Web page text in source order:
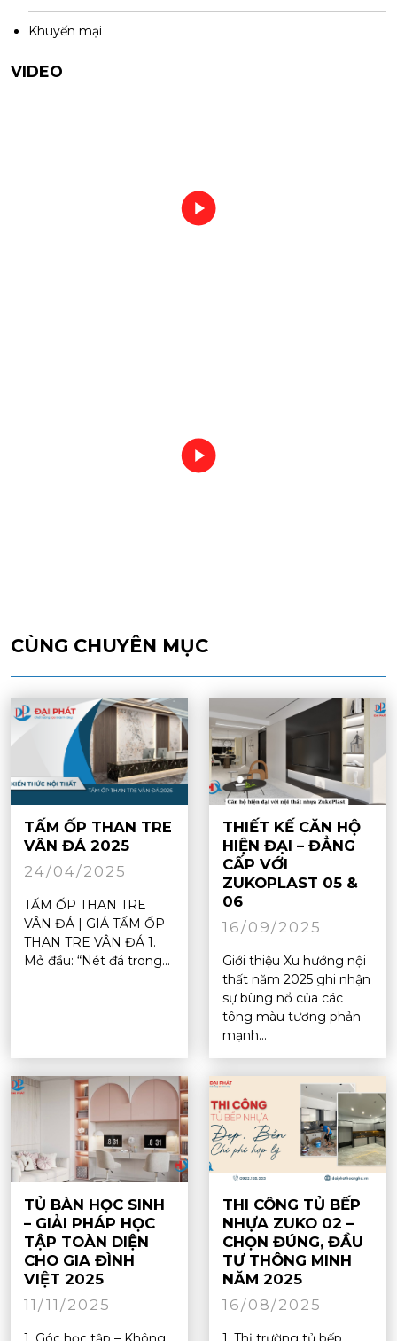
Khuyến mại
VIDEO
CÙNG CHUYÊN MỤC
TẤM ỐP THAN TRE
VÂN ĐÁ 2025
24/04/2025
TẤM ỐP THAN TRE
VÂN ĐÁ | GIÁ TẤM ỐP
THAN TRE VÂN ĐÁ 1.
Mở đầu: “Nét đá trong...
THIẾT KẾ CĂN HỘ
HIỆN ĐẠI – ĐẲNG
CẤP VỚI
ZUKOPLAST 05 &
06
16/09/2025
Giới thiệu Xu hướng nội
thất năm 2025 ghi nhận
sự bùng nổ của các
tông màu tương phản
mạnh...
TỦ BÀN HỌC SINH
– GIẢI PHÁP HỌC
TẬP TOÀN DIỆN
CHO GIA ĐÌNH
VIỆT 2025
11/11/2025
THI CÔNG TỦ BẾP
NHỰA ZUKO 02 –
CHỌN ĐÚNG, ĐẦU
TƯ THÔNG MINH
NĂM 2025
16/08/2025